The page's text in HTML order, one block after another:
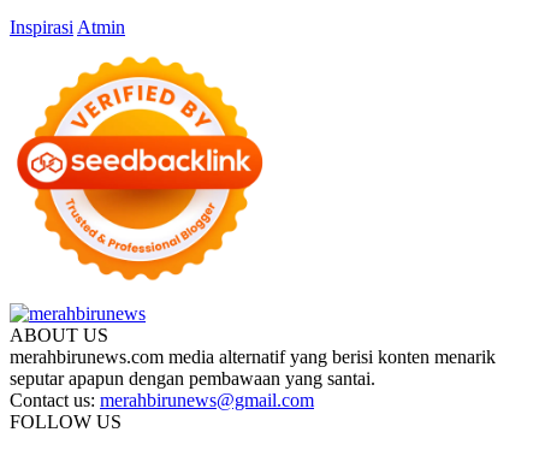
Inspirasi Atmin
ABOUT US
merahbirunews.com media alternatif yang berisi konten menarik
seputar apapun dengan pembawaan yang santai.
Contact us: merahbirunews@gmail.com
FOLLOW US